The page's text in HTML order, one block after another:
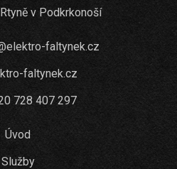
v Podkrkonoší
faltynek.cz
faltynek.cz
728 407 297
Úvod
Služby